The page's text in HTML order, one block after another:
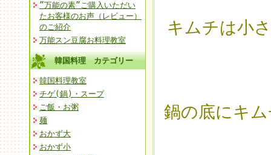
”万能の素”ご購入いただい
たお客様のお声（レビュー）
のご紹介
万能スン豆腐お料理教室
韓国料理 カテゴリー
韓国料理教室
チゲ(鍋)・スープ
ご飯・お粥
麺
おかず大
おかず小
キムチは小
鍋の底にキ